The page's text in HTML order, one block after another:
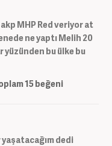
MHP Red veriyor at
ne yaptı Melih 20
yüzünden bu ülke bu
15beğeni
dedi